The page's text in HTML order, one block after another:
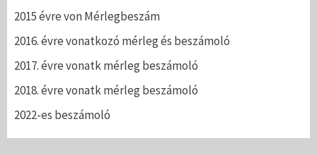
2015 évre von Mérlegbeszám
2016. évre vonatkozó mérleg és beszámoló
2017. évre vonatk mérleg beszámoló
2018. évre vonatk mérleg beszámoló
2022-es beszámoló